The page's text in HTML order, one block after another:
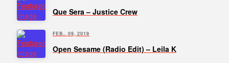
Que Sera – Justice Crew
FEB.. 09, 2019
Open Sesame (Radio Edit) – Leila K